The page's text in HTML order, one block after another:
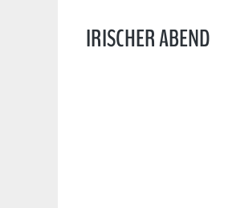
IRISCHER ABEND